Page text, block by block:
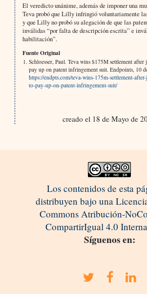
El veredicto unánime, además de imponer una
Teva probó que Lilly infringió voluntariamente
y que Lilly no probó su alegación de que las
inválidas “por falta de descripción escrita” e
habilitación”.
Fuente Original
Schloesser, Paul. Teva wins $175M settlement
pay up on patent infringement suit. Endpoints, 10
https://endpts.com/teva-wins-175m-settlement-
to-pay-up-on-patent-infringement-suit/
creado el 18 de Mayo de
Los contenidos de esta
distribuyen bajo una
Commons Atribución-
CompartirIgual 4.0
Síguenos en: